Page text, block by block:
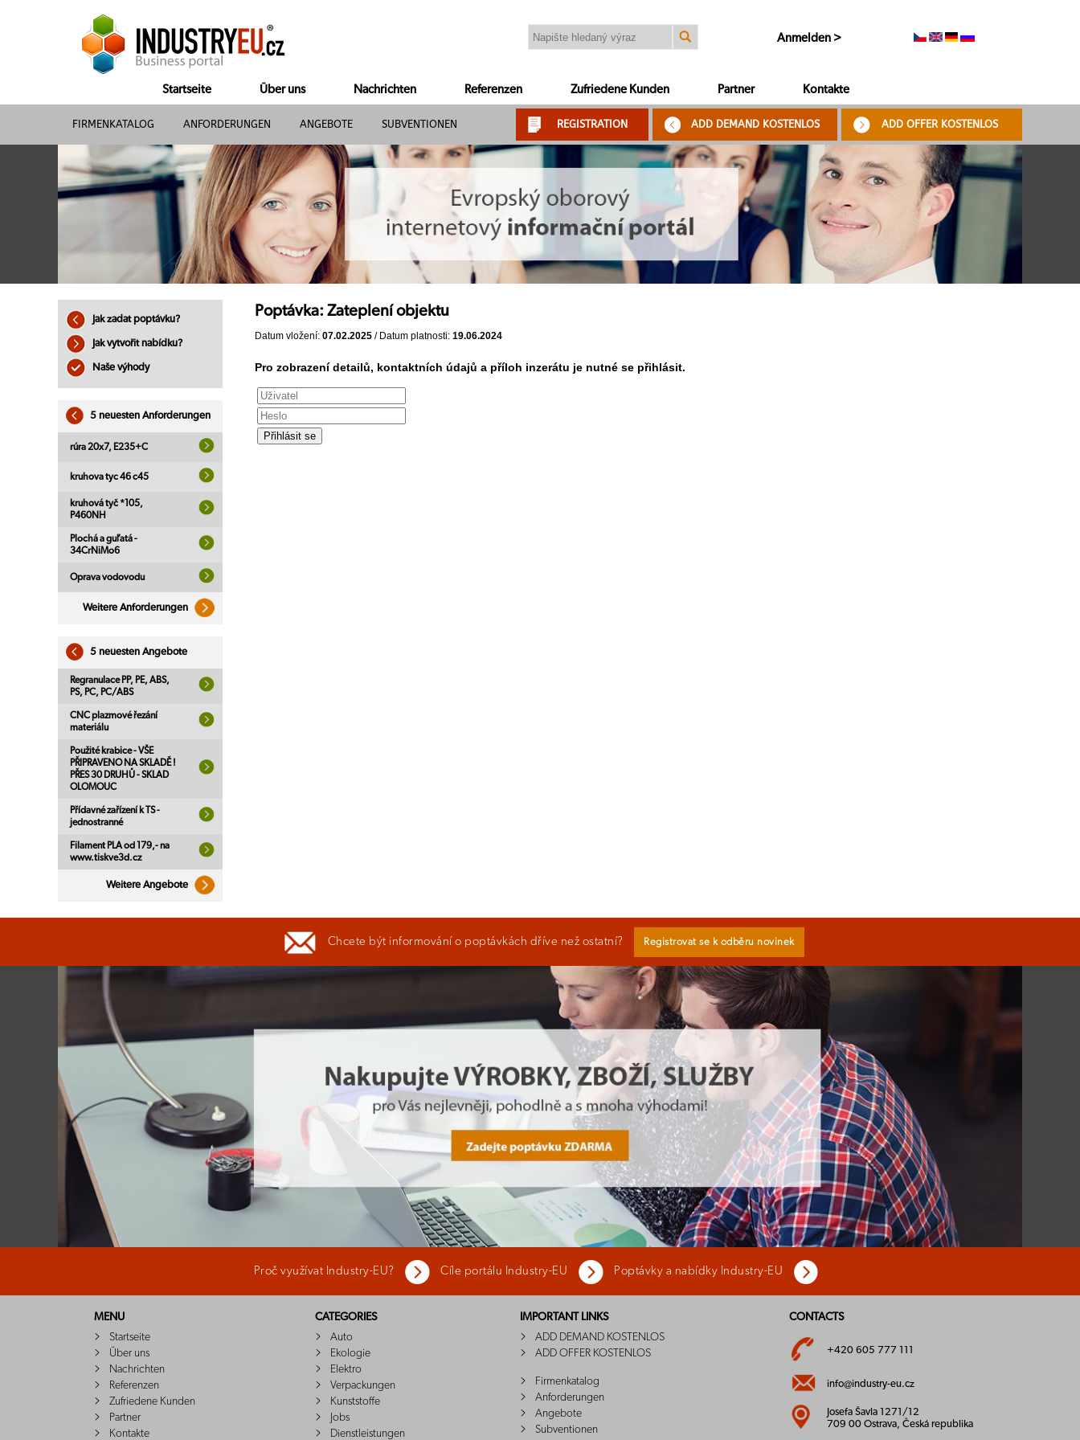
Anmelden >
Startseite Über uns Nachrichten Referenzen Zufriedene Kunden Partner Kontakte
FIRMENKATALOG ANFORDERUNGEN ANGEBOTE SUBVENTIONEN REGISTRATION ADD DEMAND KOSTENLOS ADD OFFER KOSTENLOS
Jak zadat poptávku?
Jak vytvořit nabídku?
Naše výhody
5 neuesten Anforderungen
rúra 20x7, E235+C
kruhova tyc 46 c45
kruhová tyč *105,
P460NH
Plochá a guľatá -
34CrNiMo6
Oprava vodovodu
Weitere Anforderungen
5 neuesten Angebote
Regranulace PP, PE, ABS,
PS, PC, PC/ABS
CNC plazmové řezání
materiálu
Použité krabice - VŠE
PŘIPRAVENO NA SKLADĚ !
PŘES 30 DRUHŮ - SKLAD
OLOMOUC
Přídavné zařízení k TS -
jednostranné
Filament PLA od 179,- na
www.tiskve3d.cz
Weitere Angebote
Poptávka: Zateplení objektu
Datum vložení: 07.02.2025 / Datum platnosti: 19.06.2024
Pro zobrazení detailů, kontaktních údajů a příloh inzerátu je nutné se přihlásit.
Chcete být informování o poptávkách dříve než ostatní? Registrovat se k odběru novinek
Proč využívat Industry-EU? Cíle portálu Industry-EU Poptávky a nabídky Industry-EU
MENU
Startseite
Über uns
Nachrichten
Referenzen
Zufriedene Kunden
Partner
Kontakte
CATEGORIES
Auto
Ekologie
Elektro
Verpackungen
Kunststoffe
Jobs
Dienstleistungen
IMPORTANT LINKS
ADD DEMAND KOSTENLOS
ADD OFFER KOSTENLOS
Firmenkatalog
Anforderungen
Angebote
Subventionen
CONTACTS
+420 605 777 111
info@industry-eu.cz
Josefa Šavla 1271/12
709 00 Ostrava, Česká republika